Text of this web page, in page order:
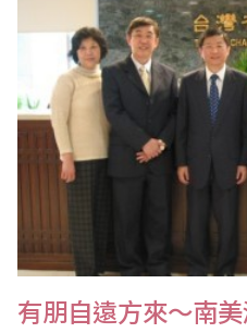
有朋自遠方來～南